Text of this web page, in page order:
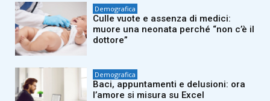
Demografica
Culle vuote e assenza di medici:
muore una neonata perché “non c’è il
dottore”
Demografica
Baci, appuntamenti e delusioni: ora
l’amore si misura su Excel